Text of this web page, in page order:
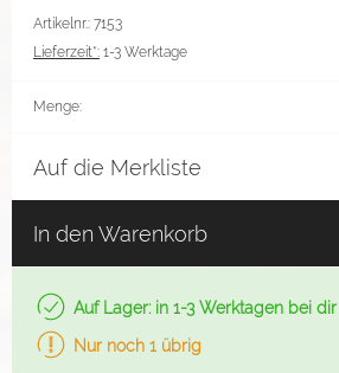
Artikelnr.: 7153
Lieferzeit*: 1-3 Werktage
Menge:
Auf die Merkliste
In den Warenkorb
Auf Lager: in 1-3 Werktagen bei dir
Nur noch 1 übrig